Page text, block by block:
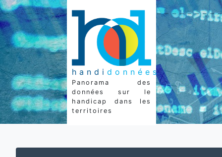
handi données
Panorama des
données sur le
handicap dans les
territoires